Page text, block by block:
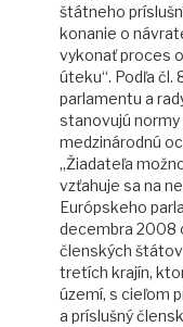
štátneho
konanie o
vykonať proces
úteku“. Podľa čl.
parlamentu a
stanovujú normy
medzinárodnú
„Žiadateľa
vzťahuje sa na
Európskeho
decembra 2008
členských
tretích krajín,
území, s cieľom
a príslušný